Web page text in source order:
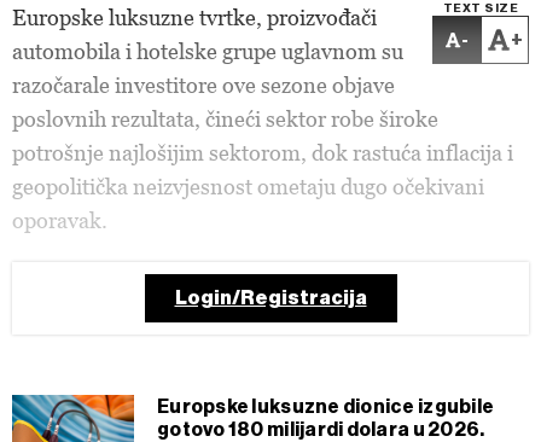
TEXT SIZE
- +
Europske luksuzne tvrtke, proizvođači
automobila i hotelske grupe uglavnom su
razočarale investitore ove sezone objave
poslovnih rezultata, čineći sektor robe široke
potrošnje najlošijim sektorom, dok rastuća inflacija i
geopolitička neizvjesnost ometaju dugo očekivani
oporavak.
Login/Registracija
Europske luksuzne dionice izgubile
gotovo 180 milijardi dolara u 2026.